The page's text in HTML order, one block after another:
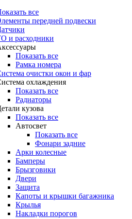
все
передней подвески
и расходники
Показать все
Рамка номера
очистки окон и фар
охлаждения
Показать все
Радиаторы
кузова
Показать все
Автосвет
Показать все
Фонари задние
Арки колесные
Бамперы
Брызговики
Двери
Защита
Капоты и крышки багажника
Крылья
Накладки порогов